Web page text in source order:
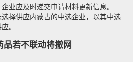
业应及时递交申请材料更新信息。
择供应内蒙古的中选企业，以其中选
应。
品若不联动将撤网